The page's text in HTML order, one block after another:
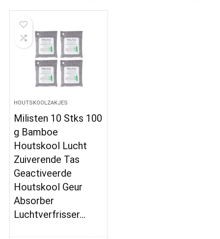
HOUTSKOOLZAKJES
Milisten 10 Stks 100
g Bamboe
Houtskool Lucht
Zuiverende Tas
Geactiveerde
Houtskool Geur
Absorber
Luchtverfrisser…